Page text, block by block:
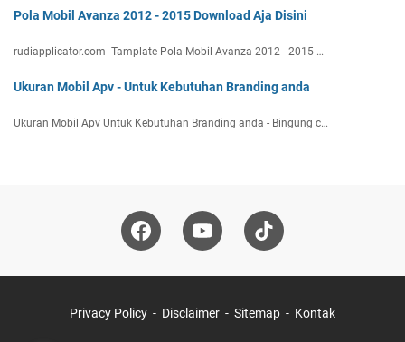
Pola Mobil Avanza 2012 - 2015 Download Aja Disini
rudiapplicator.com Tamplate Pola Mobil Avanza 2012 - 2015 …
Ukuran Mobil Apv - Untuk Kebutuhan Branding anda
Ukuran Mobil Apv Untuk Kebutuhan Branding anda - Bingung c…
Privacy Policy Disclaimer Sitemap Kontak